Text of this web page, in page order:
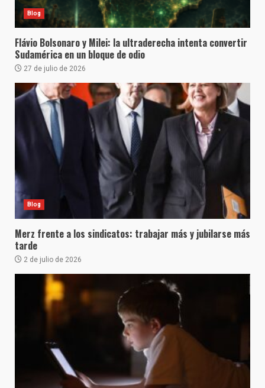
Blog
Flávio Bolsonaro y Milei: la ultraderecha intenta convertir
Sudamérica en un bloque de odio
27 de julio de 2026
Blog
Merz frente a los sindicatos: trabajar más y jubilarse más
tarde
2 de julio de 2026